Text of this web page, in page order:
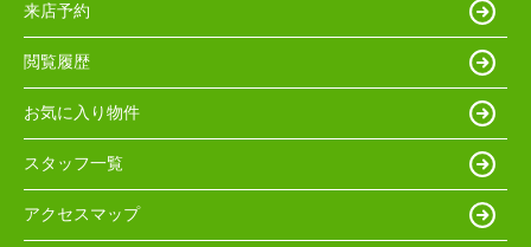
来店予約
閲覧履歴
お気に入り物件
スタッフ一覧
アクセスマップ